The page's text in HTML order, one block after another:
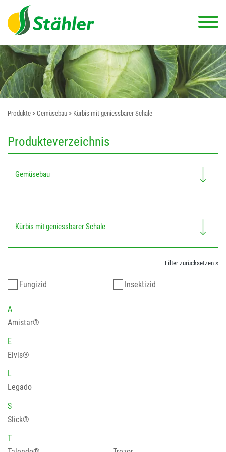
Produkte > Gemüsebau > Kürbis mit geniessbarer Schale
Produkteverzeichnis
Gemüsebau
Kürbis mit geniessbarer Schale
Filter zurücksetzen ×
Fungizid Insektizid
A
Amistar®
E
Elvis®
L
Legado
S
Slick®
T